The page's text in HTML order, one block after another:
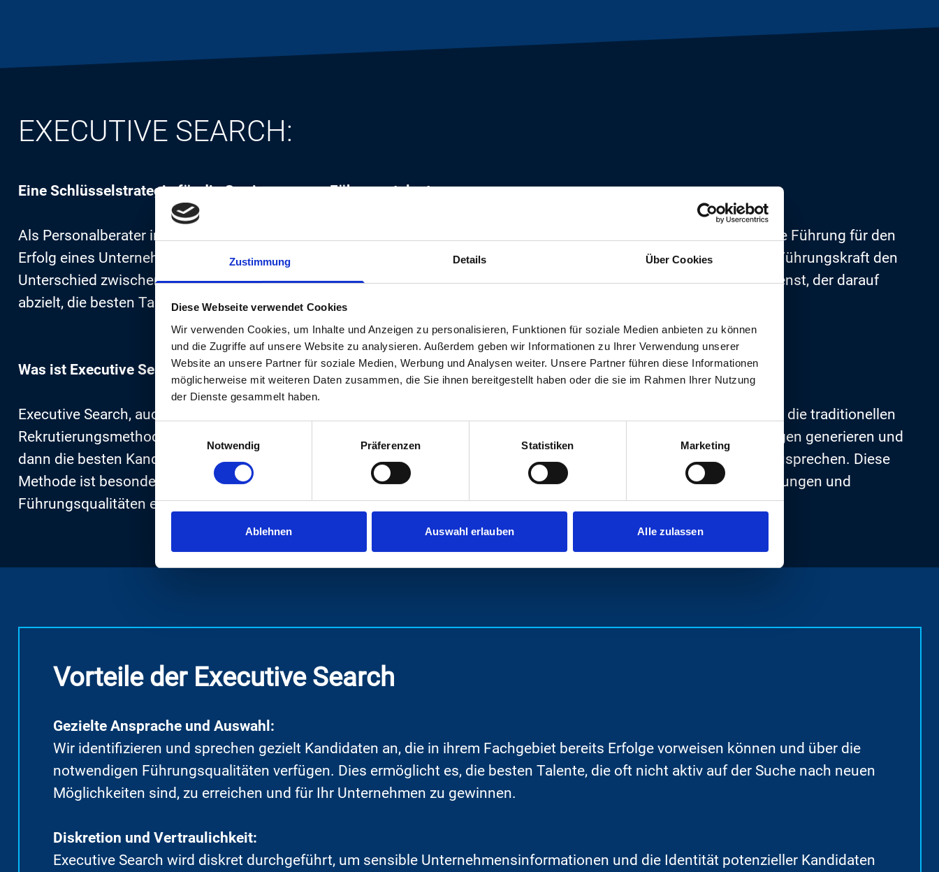
Zustimmung Details Über Cookies
Diese Webseite verwendet Cookies
Wir verwenden Cookies, um Inhalte und Anzeigen zu personalisieren, Funktionen für soziale Medien anbieten zu können
und die Zugriffe auf unsere Website zu analysieren. Außerdem geben wir Informationen zu Ihrer Verwendung unserer
Website an unsere Partner für soziale Medien, Werbung und Analysen weiter. Unsere Partner führen diese Informationen
möglicherweise mit weiteren Daten zusammen, die Sie ihnen bereitgestellt haben oder die sie im Rahmen Ihrer Nutzung
der Dienste gesammelt haben.
Notwendig
Präferenzen Statistiken Marketing
Ablehnen Auswahl erlauben Alle zulassen
EXECUTIVE SEARCH:
Eine Schlüsselstrategie für die Gewinnung von Führungstalenten
Als Personalberater in der heutigen dynamischen Geschäftswelt verstehen wir die immense Bedeutung, die eine starke Führung für den
Erfolg eines Unternehmens hat. Besonders in Zeiten raschen Wandels und intensiven Wettbewerbs kann die richtige Führungskraft den
Unterschied zwischen Erfolg und Misserfolg ausmachen. Hier kommt Executive Search ins Spiel, ein spezialisierter Dienst, der darauf
abzielt, die besten Talente für Führungspositionen zu identifizieren und zu gewinnen.
Was ist Executive Search?
Executive Search, auch Headhunting für leitende Positionen genannt, ist ein hochgradig fokussierter Prozess, der über die traditionellen
Rekrutierungsmethoden hinausgeht. Während allgemeine Rekrutierungsansätze oft eine große Anzahl von Bewerbungen generieren und
dann die besten Kandidaten herauszufiltern, zielt Executive Search darauf ab, gezielt die Elite-Talente der Branche anzusprechen. Diese
Methode ist besonders effektiv für Führungspositionen und Schlüsselrollen, bei denen spezifische Fähigkeiten, Erfahrungen und
Führungsqualitäten entscheidend sind.
Vorteile der Executive Search
Gezielte Ansprache und Auswahl:
Wir identifizieren und sprechen gezielt Kandidaten an, die in ihrem Fachgebiet bereits Erfolge vorweisen können und über die
notwendigen Führungsqualitäten verfügen. Dies ermöglicht es, die besten Talente, die oft nicht aktiv auf der Suche nach neuen
Möglichkeiten sind, zu erreichen und für Ihr Unternehmen zu gewinnen.
Diskretion und Vertraulichkeit:
Executive Search wird diskret durchgeführt, um sensible Unternehmensinformationen und die Identität potenzieller Kandidaten